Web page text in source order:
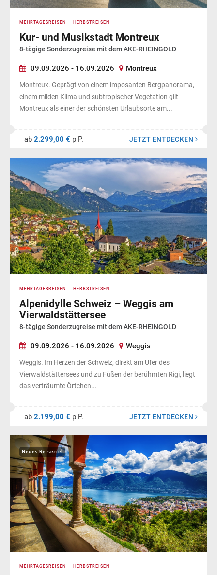
MEHRTAGESREISEN HERBSTREISEN
Kur- und Musikstadt Montreux
8-tägige Sonderzugreise mit dem AKE-RHEINGOLD
09.09.2026 - 16.09.2026 Montreux
Montreux. Geprägt von einem imposanten Bergpanorama,
einem milden Klima und subtropischer Vegetation gilt
Montreux als einer der schönsten Urlaubsorte am...
ab 2.299,00 € p.P. JETZT ENTDECKEN
MEHRTAGESREISEN HERBSTREISEN
Alpenidylle Schweiz – Weggis am
Vierwaldstättersee
8-tägige Sonderzugreise mit dem AKE-RHEINGOLD
09.09.2026 - 16.09.2026 Weggis
Weggis. Im Herzen der Schweiz, direkt am Ufer des
Vierwaldstättersees und zu Füßen der berühmten Rigi, liegt
das verträumte Örtchen...
ab 2.199,00 € p.P. JETZT ENTDECKEN
Neues Reiseziel
MEHRTAGESREISEN HERBSTREISEN